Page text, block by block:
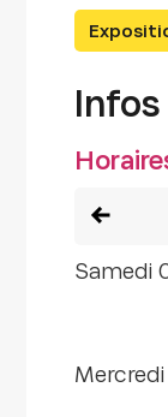
Voir
samedi